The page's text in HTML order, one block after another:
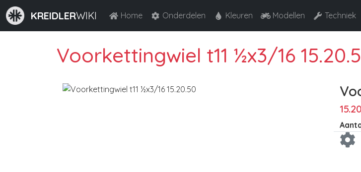
KREIDLERWIKI Home Onderdelen Kleuren Modellen Techniek
Voorkettingwiel t11 ½x3/16